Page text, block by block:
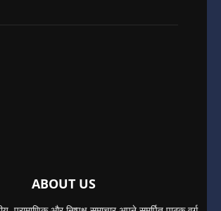
ABOUT US